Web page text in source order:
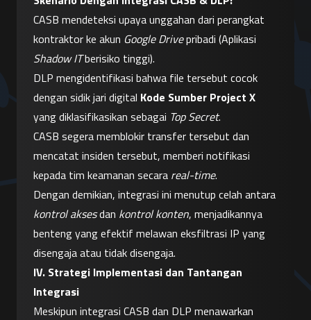
CASB mendeteksi upaya unggahan dari perangkat
kontraktor ke akun Google Drive
Shadow IT berisiko tinggi).
DLP mengidentifikasi bahwa file tersebut cocok
dengan sidik jari digital Kode Sumber Project X
yang diklasifikasikan sebagai Top Secret.
CASB segera memblokir transfer tersebut dan
mencatat insiden tersebut, memberi notifikasi
kepada tim keamanan secara real-time.
kontrol akses dan kontrol konten, menjadikannya
benteng yang efektif melawan eksfiltrasi IP yang
disengaja atau tidak disengaja.
IV. Strategi Implementasi dan Tantangan
Integrasi
Meskipun integrasi CASB dan DLP menawarkan